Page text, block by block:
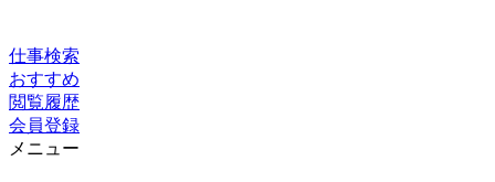
仕事検索
おすすめ
閲覧履歴
会員登録
メニュー